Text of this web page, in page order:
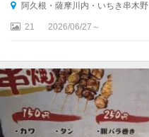
水
・
川
内
串
木
阿久根・薩摩川内・いちき串木野
21 2026/06/27～